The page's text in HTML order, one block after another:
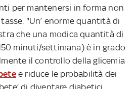
per mantenersi in forma non
"Un’ enorme quantità di
che una modica quantità di
minuti/settimana) è in grado
il controllo della glicemia
e riduce le probabilità dei
di diventare diabetici.